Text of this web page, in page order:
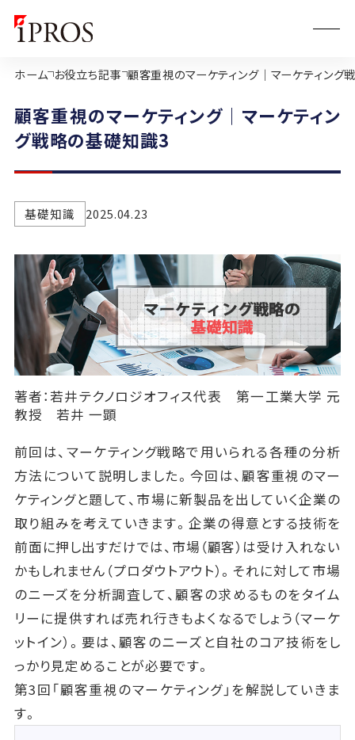
ホーム お役立ち記事 顧客重視のマーケティング｜マーケティング
顧客重視のマーケティング｜マーケティン
グ戦略の基礎知識3
基礎知識 2025.04.23
著者：若井テクノロジオフィス代表 第一工業大学 元
教授 若井 一顕
前回は、マーケティング戦略で用いられる各種の分析
方法について説明しました。今回は、顧客重視のマー
ケティングと題して、市場に新製品を出していく企業の
取り組みを考えていきます。企業の得意とする技術を
前面に押し出すだけでは、市場（顧客）は受け入れない
かもしれません（プロダウトアウト）。それに対して市場
のニーズを分析調査して、顧客の求めるものをタイム
リーに提供すれば売れ行きもよくなるでしょう（マーケ
ットイン）。要は、顧客のニーズと自社のコア技術をし
っかり見定めることが必要です。
第3回「顧客重視のマーケティング」を解説していきま
す。